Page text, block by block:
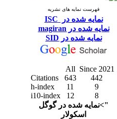
فهرست نمایه های نشریه
نمایه شده در ISC
نمایه شده در magiran
نمایه شده در SID
All Since 2021
Citations
643
442
h-index
11
9
i10-index
12
8
">نمایه شده در گوگل
اسکولار